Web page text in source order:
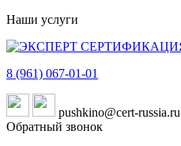
Наши услуги
8 (961) 067-01-01
pushkino@cert-russia.ru
Обратный звонок